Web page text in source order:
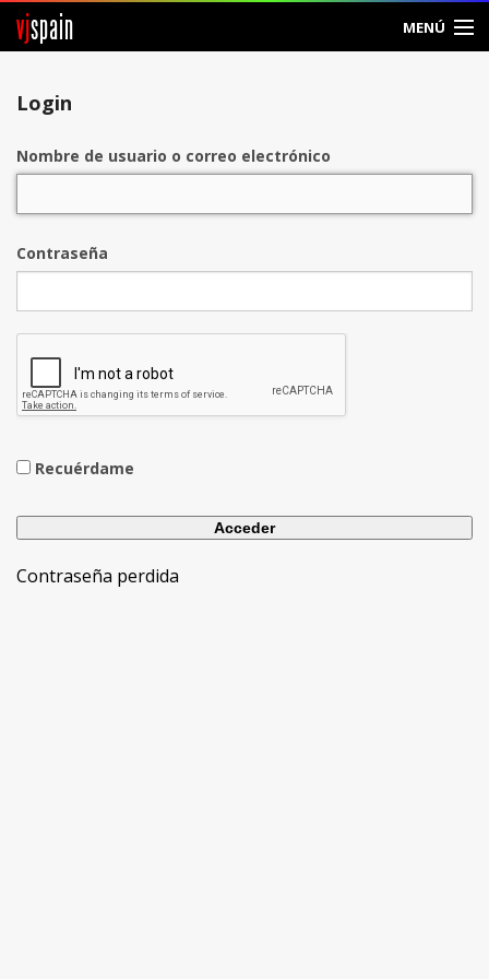
vjspain MENÚ
Login
Nombre de usuario o correo electrónico
Contraseña
Recuérdame
Contraseña perdida